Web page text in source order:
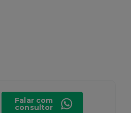
Falar com
consultor